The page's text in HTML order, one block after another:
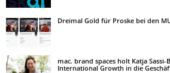
Dreimal Gold für Proske bei den
mac. brand spaces holt Katja
International Growth in die